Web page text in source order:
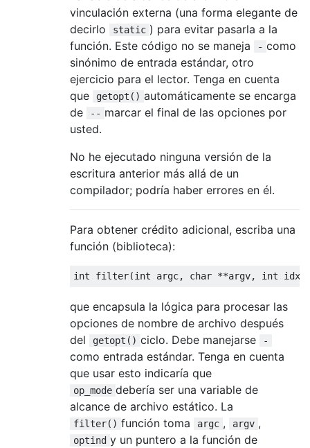
}
}
}
vinculación externa (una forma elegante de
decirlo
static ) para evitar pasarla a la
función. Este código no se maneja
- como
sinónimo de entrada estándar, otro
ejercicio para el lector. Tenga en cuenta
que
getopt() automáticamente se encarga
de
-- marcar el final de las opciones por
usted.
No he ejecutado ninguna versión de la
escritura anterior más allá de un
compilador; podría haber errores en él.
Para obtener crédito adicional, escriba una
función (biblioteca):
int filter(int argc, char **argv, int idx
que encapsula la lógica para procesar las
opciones de nombre de archivo después
del
getopt() ciclo. Debe manejarse -
como entrada estándar. Tenga en cuenta
que usar esto indicaría que
op_mode debería ser una variable de
alcance de archivo estático. La
filter() función toma argc , argv ,
optind y un puntero a la función de